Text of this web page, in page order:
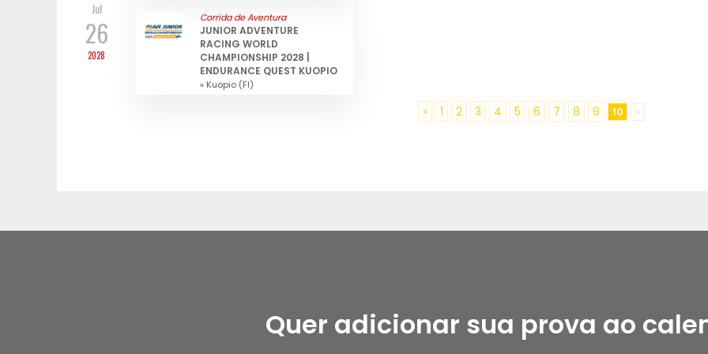
Jul
26
2028
Corrida de Aventura
JUNIOR ADVENTURE
RACING WORLD
CHAMPIONSHIP 2028 |
ENDURANCE QUEST KUOPIO
» Kuopio (FI)
« 1 2 3 4 5 6 7 8 9 10 »
Quer adicionar sua prova ao